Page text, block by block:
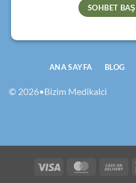
SOHBET
© 2026•Bizim Medikalci
ANA SAYFA BLOG
Visa MasterCard